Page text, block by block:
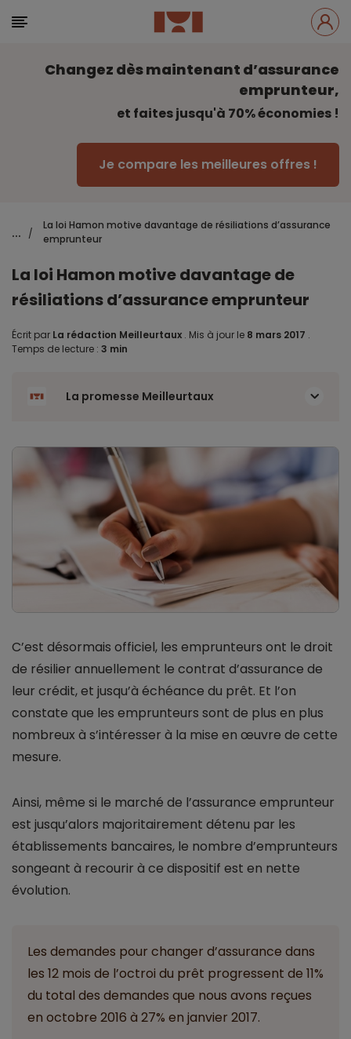
Changez dès maintenant d’assurance
emprunteur,
et faites jusqu'à 70% économies !
Je compare les meilleures offres !
... /
La loi Hamon motive davantage de résiliations d’assurance
emprunteur
La loi Hamon motive davantage de
résiliations d’assurance emprunteur
Écrit par La rédaction Meilleurtaux . Mis à jour le 8 mars 2017 .
Temps de lecture : 3 min
La promesse Meilleurtaux
C’est désormais officiel, les emprunteurs ont le droit
de résilier annuellement le contrat d’assurance de
leur crédit, et jusqu’à échéance du prêt. Et l’on
constate que les emprunteurs sont de plus en plus
nombreux à s’intéresser à la mise en œuvre de cette
mesure.
Ainsi, même si le marché de l’assurance emprunteur
est jusqu’alors majoritairement détenu par les
établissements bancaires, le nombre d’emprunteurs
songeant à recourir à ce dispositif est en nette
évolution.
Les demandes pour changer d’assurance dans
les 12 mois de l’octroi du prêt progressent de 11%
du total des demandes que nous avons reçues
en octobre 2016 à 27% en janvier 2017.